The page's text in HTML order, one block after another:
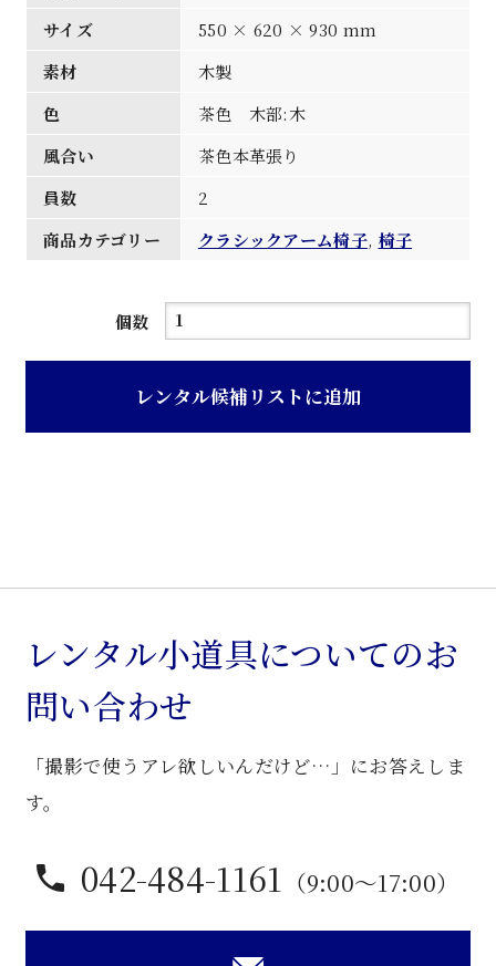
サイズ
550 × 620 × 930 mm
素材
木製
色
茶色 木部:木
風合い
茶色本革張り
員数
2
商品カテゴリー
クラシックアーム椅子, 椅子
個数
茶
革
ク
ア
ー
椅
レンタル候補リストに追加
レンタル小道具についてのお
問い合わせ
「撮影で使うアレ欲しいんだけど…」にお答えしま
す。
042-484-1161 （9:00〜17:00）